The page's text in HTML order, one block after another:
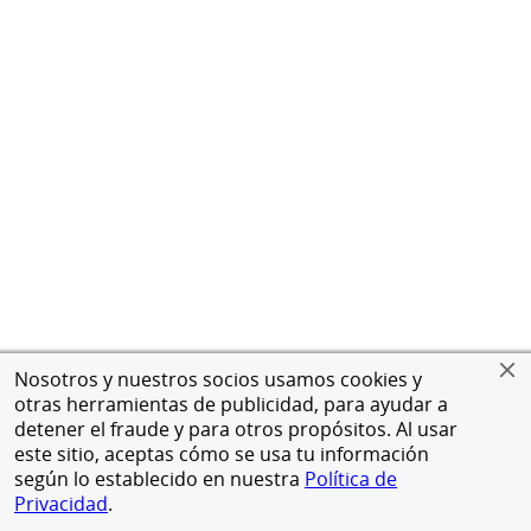
Nosotros y nuestros socios usamos cookies y
otras herramientas de publicidad, para ayudar a
detener el fraude y para otros propósitos. Al usar
este sitio, aceptas cómo se usa tu información
según lo establecido en nuestra Política de
Privacidad.